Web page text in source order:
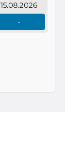
15.08.2026
-